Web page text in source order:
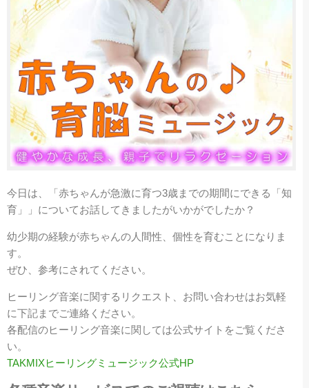
今日は、「赤ちゃんが急激に育つ3歳までの期間にできる「知
育」
」についてお話してきましたがいかがでしたか？
幼少期の経験が赤ちゃんの人間性、個性を育むことになりま
す。
ぜひ、参考にされてください。
ヒーリング音楽に関するリクエスト、お問い合わせはお気軽
に下記までご連絡ください。
各配信のヒーリング音楽に関しては公式サイトをご覧くださ
い。
TAKMIXヒーリングミュージック公式HP